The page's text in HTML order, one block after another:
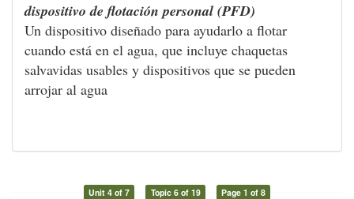
dispositivo de flotación personal (PFD)
Un dispositivo diseñado para ayudarlo a flotar
cuando está en el agua, que incluye chaquetas
salvavidas usables y dispositivos que se pueden
arrojar al agua
Unit 4 of 7 Topic 6 of 19 Page 1 of 8